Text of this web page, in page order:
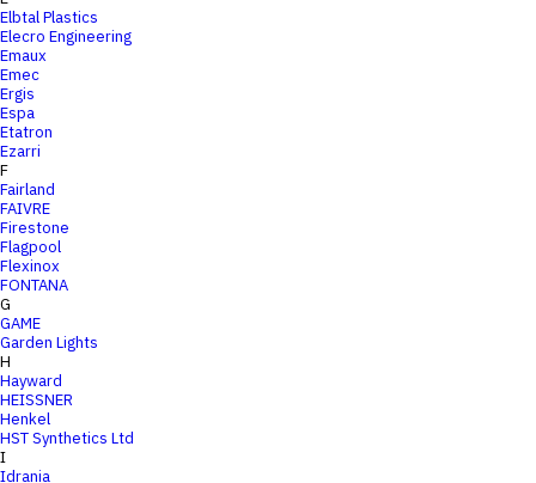
Elbtal Plastics
Elecro Engineering
Emaux
Emec
Ergis
Espa
Etatron
Ezarri
F
Fairland
FAIVRE
Firestone
Flagpool
Flexinox
FONTANA
G
GAME
Garden Lights
H
Hayward
HEISSNER
Henkel
HST Synthetics Ltd
I
Idrania